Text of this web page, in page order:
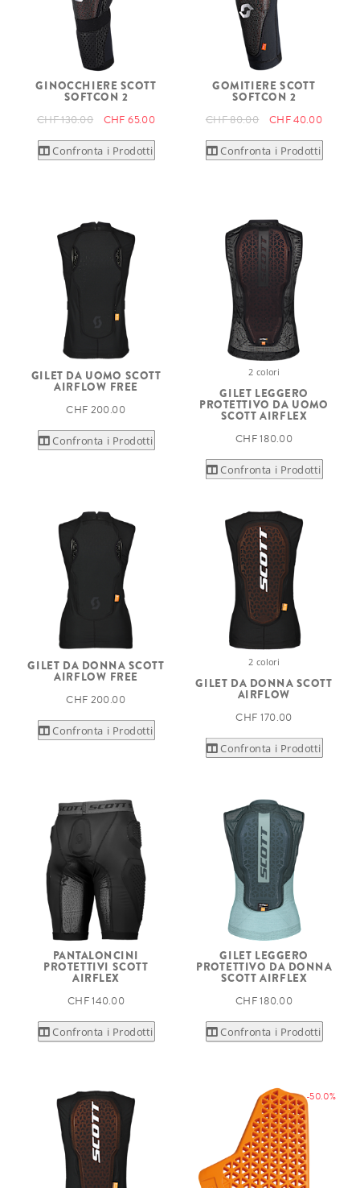
GINOCCHIERE SCOTT
SOFTCON 2
CHF 130.00 CHF 65.00
Confronta i Prodotti
GOMITIERE SCOTT
SOFTCON 2
CHF 80.00 CHF 40.00
Confronta i Prodotti
GILET DA UOMO SCOTT
AIRFLOW FREE
CHF 200.00
Confronta i Prodotti
2 colori
GILET LEGGERO
PROTETTIVO DA UOMO
SCOTT AIRFLEX
CHF 180.00
Confronta i Prodotti
GILET DA DONNA SCOTT
AIRFLOW FREE
CHF 200.00
Confronta i Prodotti
2 colori
GILET DA DONNA SCOTT
AIRFLOW
CHF 170.00
Confronta i Prodotti
PANTALONCINI
PROTETTIVI SCOTT
AIRFLEX
CHF 140.00
Confronta i Prodotti
GILET LEGGERO
PROTETTIVO DA DONNA
SCOTT AIRFLEX
CHF 180.00
Confronta i Prodotti
-50.0%